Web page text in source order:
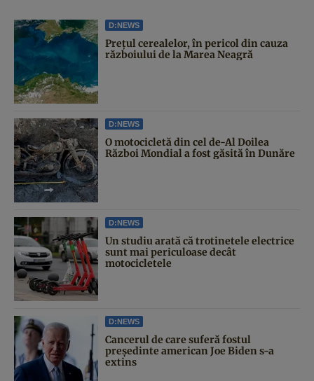
D:NEWS
Prețul cerealelor, în pericol din cauza
războiului de la Marea Neagră
D:NEWS
O motocicletă din cel de-Al Doilea
Război Mondial a fost găsită în Dunăre
D:NEWS
Un studiu arată că trotinetele electrice
sunt mai periculoase decât
motocicletele
D:NEWS
Cancerul de care suferă fostul
președinte american Joe Biden s-a
extins